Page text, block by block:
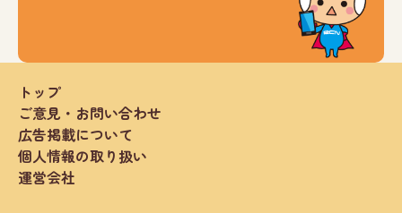
トップ
ご意見・お問い合わせ
広告掲載について
個人情報の取り扱い
運営会社